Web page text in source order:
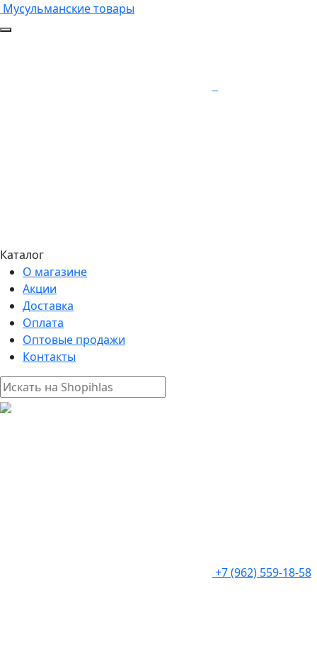
Мусульманские товары
Каталог
О магазине
Акции
Доставка
Оплата
Оптовые продажи
Контакты
+7 (962) 559-18-58